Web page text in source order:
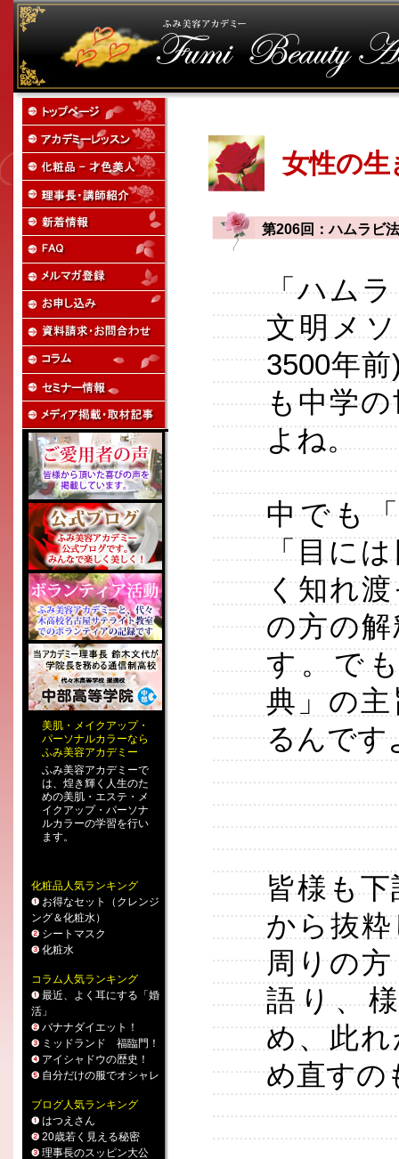
美肌 ・ メイクアップ・
パーソナルカラーなら
ふみ美容アカデミー
ふみ美容アカデミーで
は、煌き輝く人生のた
めの美肌・エステ ・ メ
イクアップ・ パーソナ
ルカラーの学習を行い
ます。
化粧品人気ランキング
お得なセット（クレンジ
ング＆化粧水）
シートマスク
化粧水
コラム人気ランキング
最近、よく耳にする「婚
活」
バナナダイエット！
ミッドランド 福臨門！
アイシャドウの歴史！
自分だけの服でオシャレ
ブログ人気ランキング
はつえさん
20歳若く見える秘密
理事長のスッピン大公
女性の
第206回：ハムラビ
「ハム
文明メ
3500年
も中学
よね。
中でも
「目に
く知れ
の方の
す。で
典」の
るんです
皆様も
から抜
周りの
語り、
め、此
め直すの